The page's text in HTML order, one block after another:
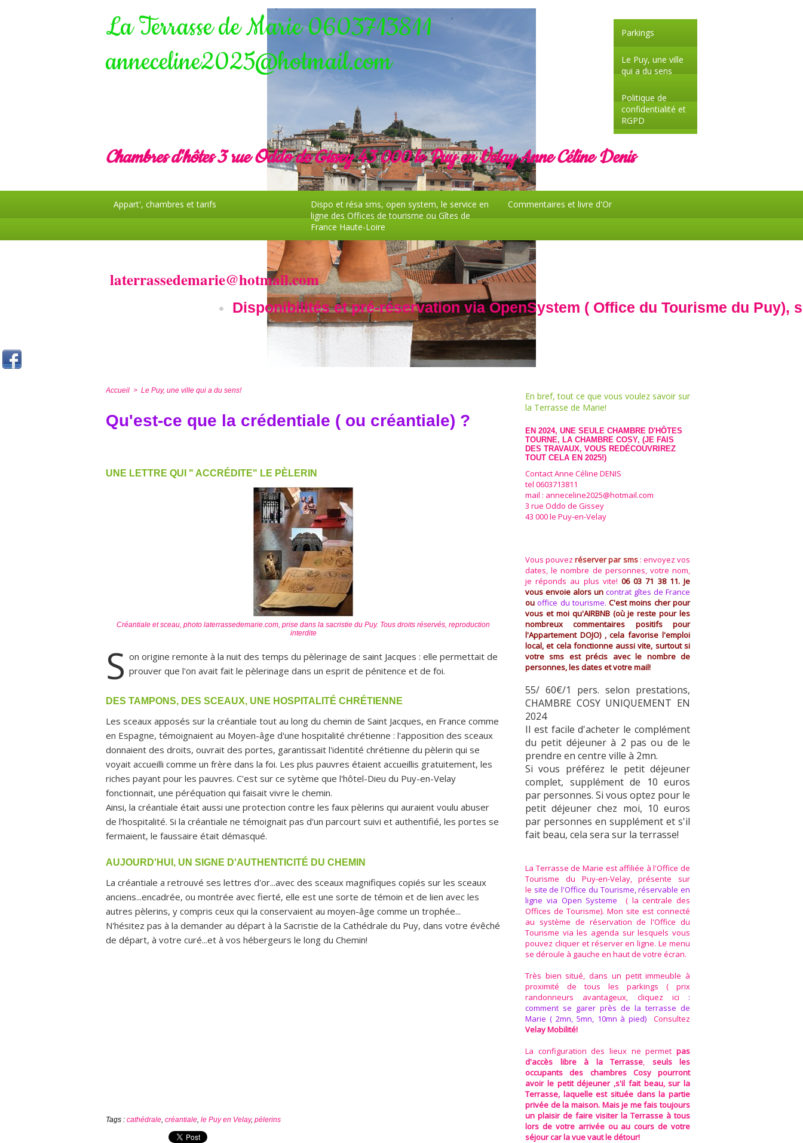
La Terrasse de Marie 0603713811
anneceline2025@hotmail.com
Parkings
Le Puy, une ville
qui a du sens
Politique de
confidentialité et
RGPD
Chambres d'hôtes 3 rue Oddo de Gissey 43 000 le Puy en Velay Anne Céline Denis
Appart', chambres et tarifs
Dispo et résa sms, open system, le service en
ligne des Offices de tourisme ou Gîtes de
France Haute-Loire
Commentaires et livre d'Or
laterrassedemarie@hotmail.com
Disponibilités et pré-réservation via OpenSystem ( Office du Tourisme du Puy), suivez les
Accueil > Le Puy, une ville qui a du sens!
Qu'est-ce que la crédentiale ( ou créantiale) ?
UNE LETTRE QUI " ACCRÉDITE" LE PÈLERIN
Créantiale et sceau, photo laterrassedemarie.com, prise dans la sacristie du Puy. Tous droits réservés, reproduction
interdite
S on origine remonte à la nuit des temps du pèlerinage de saint Jacques : elle permettait de
prouver que l'on avait fait le pèlerinage dans un esprit de pénitence et de foi.
DES TAMPONS, DES SCEAUX, UNE HOSPITALITÉ CHRÉTIENNE
Les sceaux apposés sur la créantiale tout au long du chemin de Saint Jacques, en France comme
en Espagne, témoignaient au Moyen-âge d'une hospitalité chrétienne : l'apposition des sceaux
donnaient des droits, ouvrait des portes, garantissait l'identité chrétienne du pèlerin qui se
voyait accueilli comme un frère dans la foi. Les plus pauvres étaient accueillis gratuitement, les
riches payant pour les pauvres. C'est sur ce sytème que l'hôtel-Dieu du Puy-en-Velay
fonctionnait, une péréquation qui faisait vivre le chemin.
Ainsi, la créantiale était aussi une protection contre les faux pèlerins qui auraient voulu abuser
de l'hospitalité. Si la créantiale ne témoignait pas d'un parcourt suivi et authentifié, les portes se
fermaient, le faussaire était démasqué.
AUJOURD'HUI, UN SIGNE D'AUTHENTICITÉ DU CHEMIN
La créantiale a retrouvé ses lettres d'or...avec des sceaux magnifiques copiés sur les sceaux
anciens...encadrée, ou montrée avec fierté, elle est une sorte de témoin et de lien avec les
autres pèlerins, y compris ceux qui la conservaient au moyen-âge comme un trophée...
N'hésitez pas à la demander au départ à la Sacristie de la Cathédrale du Puy, dans votre évêché
de départ, à votre curé...et à vos hébergeurs le long du Chemin!
Tags : cathédrale créantiale le Puy en Velay, pélerins
En bref, tout ce que vous voulez savoir sur
la Terrasse de Marie!
EN 2024, UNE SEULE CHAMBRE D'HÔTES
TOURNE, LA CHAMBRE COSY, (JE FAIS
DES TRAVAUX, VOUS REDÉCOUVRIREZ
TOUT CELA EN 2025!)
Contact Anne Céline DENIS
tel 0603713811
mail : anneceline2025@hotmail.com
3 rue Oddo de Gissey
43 000 le Puy-en-Velay
Vous pouvez réserver par sms : envoyez vos
dates, le nombre de personnes, votre nom,
je réponds au plus vite! 06 03 71 38 11. Je
vous envoie alors un contrat gîtes de France
ouoffice du tourisme. C'est moins cher pour
vous et moi qu'AIRBNB (où je reste pour les
nombreux commentaires positifs pour
l'Appartement DOJO) , cela favorise l'emploi
local, et cela fonctionne aussi vite, surtout si
votre sms est précis avec le nombre de
personnes, les dates et votre mail!
55/ 60€/1 pers. selon prestations,
CHAMBRE COSY UNIQUEMENT EN
2024
Il est facile d'acheter le complément
du petit déjeuner à 2 pas ou de le
prendre en centre ville à 2mn.
Si vous préférez le petit déjeuner
complet, supplément de 10 euros
par personnes. Si vous optez pour le
petit déjeuner chez moi, 10 euros
par personnes en supplément et s'il
fait beau, cela sera sur la terrasse!
La Terrasse de Marie est affiliée à l'Office de
Tourisme du Puy-en-Velay, présente sur
le site de l'Office du Tourisme, réservable en
ligne via Open Systeme
( la centrale des
Offices de Tourisme). Mon site est connecté
au système de réservation de l'Office du
Tourisme via les agenda sur lesquels vous
pouvez cliquer et réserver en ligne. Le menu
se déroule à gauche en haut de votre écran.
Très bien situé, dans un petit immeuble à
proximité de tous les parkings ( prix
randonneurs avantageux, cliquez ici :
comment se garer près de la terrasse de
Marie ( 2mn, 5mn, 10mn à pied) Consultez
Velay Mobilité!
La configuration des lieux ne permet pas
d'accès libre à la Terrasse
seuls les
occupants des chambres Cosy pourront
avoir le petit déjeuner ,s'il fait beau, sur la
Terrasse, laquelle est située dans la partie
privée de la maison. Mais je me fais toujours
un plaisir de faire visiter la Terrasse à tous
lors de votre arrivée ou au cours de votre
séjour car la vue vaut le détour!